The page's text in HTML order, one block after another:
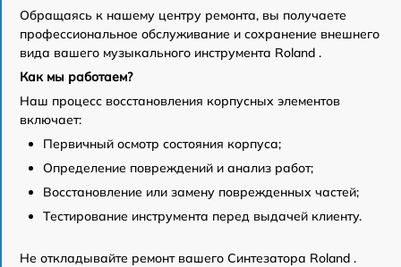
Обращаясь к нашему центру ремонта, вы получаете
профессиональное обслуживание и сохранение внешнего
вида вашего музыкального инструмента Roland .
Как мы работаем?
Наш процесс восстановления корпусных элементов
включает:
Первичный осмотр состояния корпуса;
Определение повреждений и анализ работ;
Восстановление или замену поврежденных частей;
Тестирование инструмента перед выдачей клиенту.
Не откладывайте ремонт вашего Синтезатора Roland .